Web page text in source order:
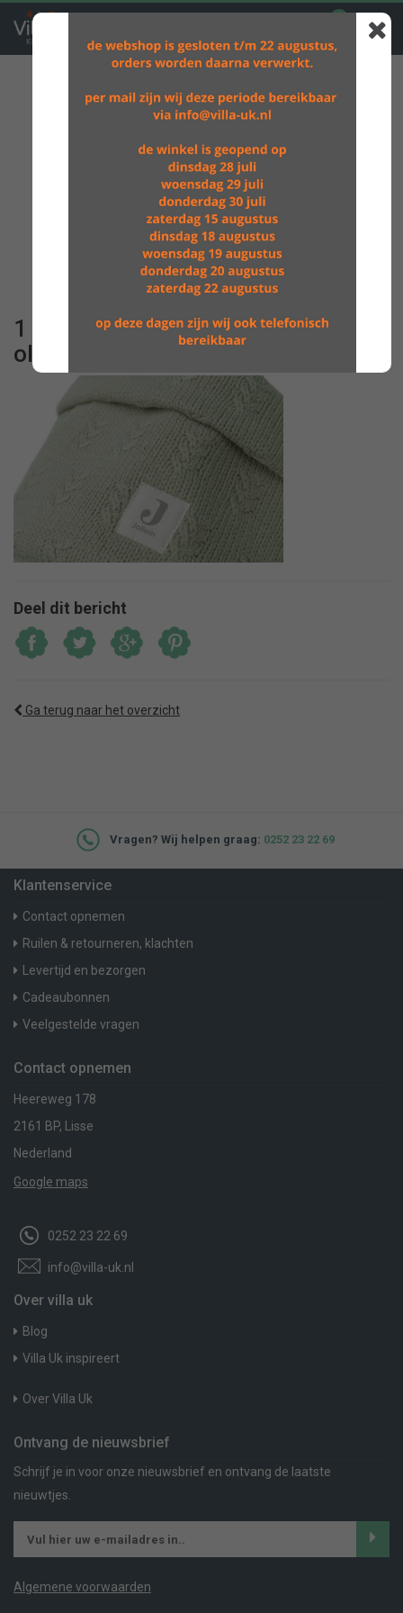
1 1commodemandje Grain Knit
olive green1
Deel dit bericht
Ga terug naar het overzicht
Vragen? Wij helpen graag: 0252 23 22 69
Klantenservice
Contact opnemen
Ruilen & retourneren, klachten
Levertijd en bezorgen
Cadeaubonnen
Veelgestelde vragen
Contact opnemen
Heereweg 178
2161 BP, Lisse
Nederland
Google maps
0252 23 22 69
info@villa-uk.nl
Over villa uk
Blog
Villa Uk inspireert
Over Villa Uk
Ontvang de nieuwsbrief
Schrijf je in voor onze nieuwsbrief en ontvang de laatste
nieuwtjes.
Algemene voorwaarden